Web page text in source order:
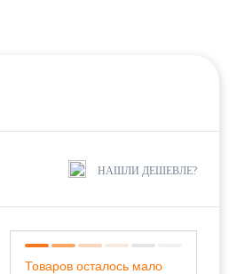
НАШЛИ ДЕШЕВЛЕ?
Товаров осталось мало